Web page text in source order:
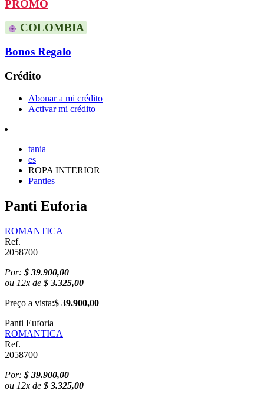
PROMO
COLOMBIA
Bonos Regalo
Crédito
Abonar a mi crédito
Activar mi crédito
tania
es
ROPA INTERIOR
Panties
Panti Euforia
ROMANTICA
Ref.
2058700
Por: $ 39.900,00
ou 12x de $ 3.325,00
Preço a vista:$ 39.900,00
Panti Euforia
ROMANTICA
Ref.
2058700
Por: $ 39.900,00
ou 12x de $ 3.325,00